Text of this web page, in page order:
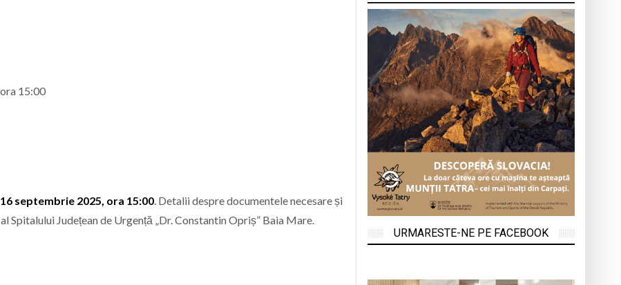
15:00
16 septembrie 2025, ora 15:00. Detalii despre documentele necesare și
Județean de Urgență „Dr. Constantin Opriș” Baia Mare.
URMARESTE-NE PE FACEBOOK